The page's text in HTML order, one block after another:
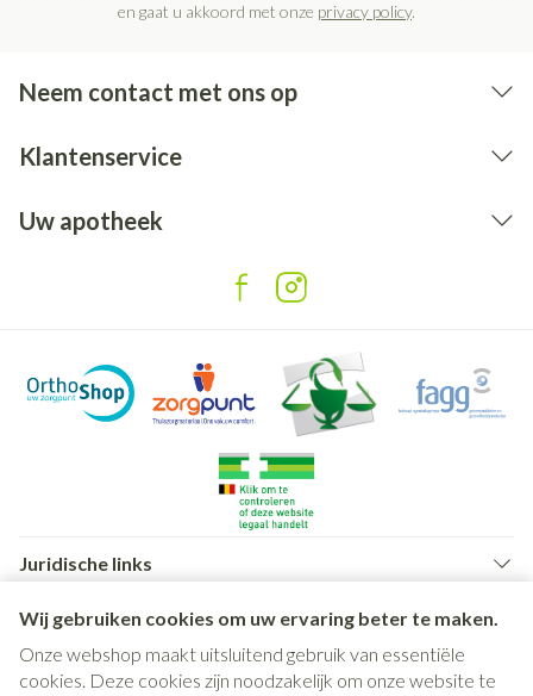
Wij gebruiken cookies om uw ervaring beter te maken.
Onze webshop maakt uitsluitend gebruik van essentiële
cookies. Deze cookies zijn noodzakelijk om onze website te
en gaat u akkoord met onze privacy policy.
Neem contact met ons op
Klantenservice
Uw apotheek
Juridische links